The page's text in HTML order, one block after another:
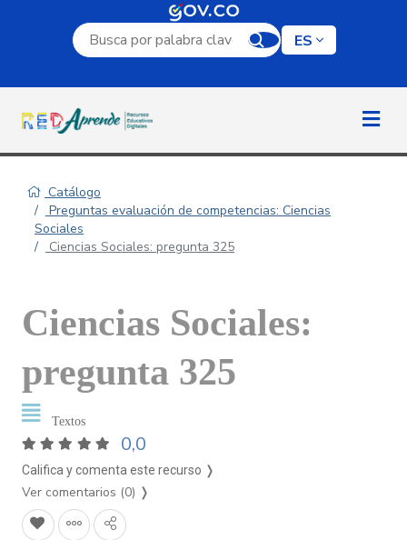
Campo de búsqueda por palabra clave
ES
Catálogo
Preguntas evaluación de competencias: Ciencias
Sociales
Ciencias Sociales: pregunta 325
Ciencias Sociales:
pregunta 325
Textos
0,0
Califica y comenta este recurso ❭
Ver comentarios (0) ❭